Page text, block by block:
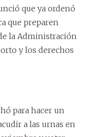
que ya ordenó
que preparen
la Administración
y los derechos
para hacer un
a las urnas en